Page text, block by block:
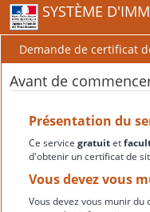
SYSTÈME
Demande de certificat
Avant de
Présentation du
Ce service gratuitet
d'obtenir un certificat de
Vous devez vous
Vous devez vous munir